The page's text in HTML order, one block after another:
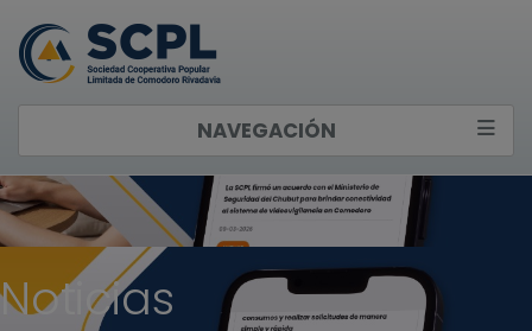
NAVEGACIÓN
Noticias